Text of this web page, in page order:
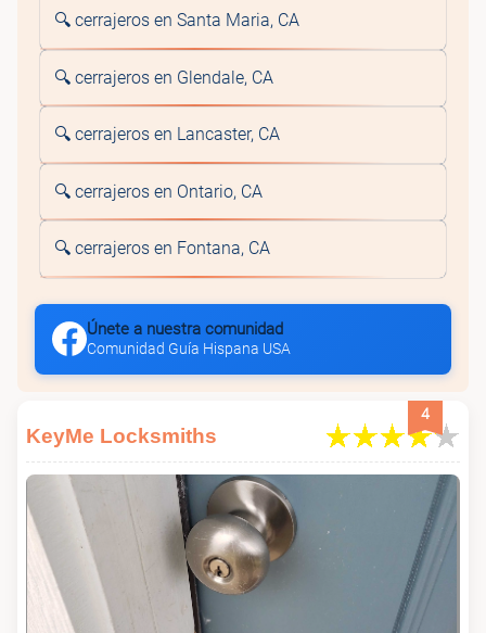
🔍 cerrajeros en Santa Maria, CA
🔍 cerrajeros en Glendale, CA
🔍 cerrajeros en Lancaster, CA
🔍 cerrajeros en Ontario, CA
🔍 cerrajeros en Fontana, CA
Únete a nuestra comunidad
Comunidad Guía Hispana USA
4
KeyMe Locksmiths